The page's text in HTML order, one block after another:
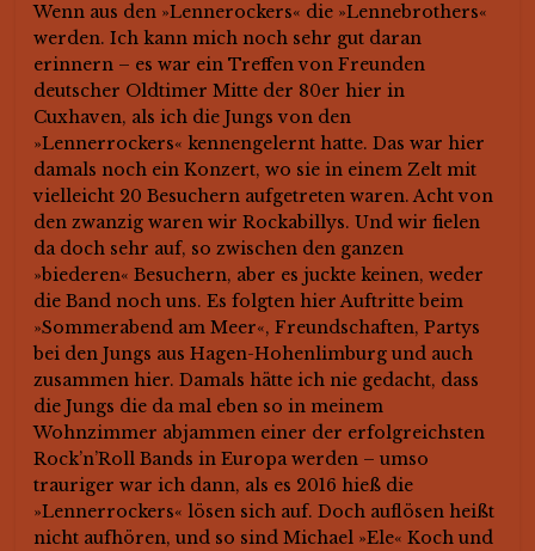
Wenn aus den »Lennerockers« die »Lennebrothers«
werden. Ich kann mich noch sehr gut daran
erinnern – es war ein Treffen von Freunden
deutscher Oldtimer Mitte der 80er hier in
Cuxhaven, als ich die Jungs von den
»Lennerrockers« kennengelernt hatte. Das war hier
damals noch ein Konzert, wo sie in einem Zelt mit
vielleicht 20 Besuchern aufgetreten waren. Acht von
den zwanzig waren wir Rockabillys. Und wir fielen
da doch sehr auf, so zwischen den ganzen
»biederen« Besuchern, aber es juckte keinen, weder
die Band noch uns. Es folgten hier Auftritte beim
»Sommerabend am Meer«, Freundschaften, Partys
bei den Jungs aus Hagen-Hohenlimburg und auch
zusammen hier. Damals hätte ich nie gedacht, dass
die Jungs die da mal eben so in meinem
Wohnzimmer abjammen einer der erfolgreichsten
Rock’n’Roll Bands in Europa werden – umso
trauriger war ich dann, als es 2016 hieß die
»Lennerrockers« lösen sich auf. Doch auflösen heißt
nicht aufhören, und so sind Michael »Ele« Koch und